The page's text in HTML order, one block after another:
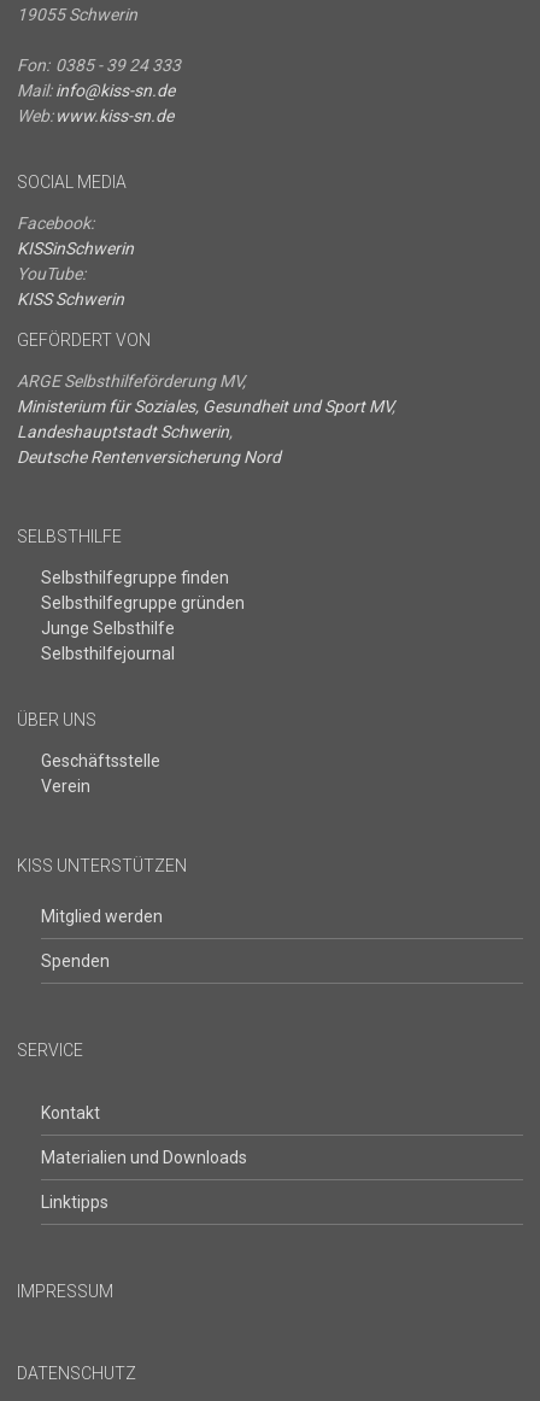
19055 Schwerin
Fon: 0385 - 39 24 333
Mail: info@kiss-sn.de
Web: www.kiss-sn.de
SOCIAL MEDIA
Facebook:
KISSinSchwerin
YouTube:
KISS Schwerin
GEFÖRDERT VON
ARGE Selbsthilfeförderung MV,
Ministerium für Soziales, Gesundheit und Sport MV,
Landeshauptstadt Schwerin,
Deutsche Rentenversicherung Nord
SELBSTHILFE
Selbsthilfegruppe finden
Selbsthilfegruppe gründen
Junge Selbsthilfe
Selbsthilfejournal
ÜBER UNS
Geschäftsstelle
Verein
KISS UNTERSTÜTZEN
Mitglied werden
Spenden
SERVICE
Kontakt
Materialien und Downloads
Linktipps
IMPRESSUM
DATENSCHUTZ